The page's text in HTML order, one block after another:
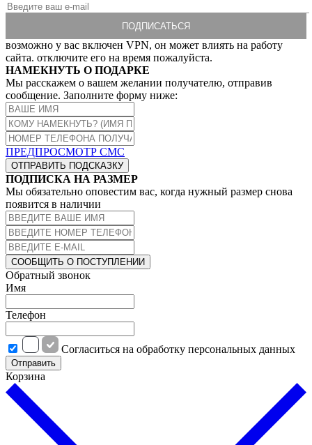
возможно у вас включен VPN, он может влиять на работу
сайта. отключите его на время пожалуйста.
НАМЕКНУТЬ О ПОДАРКЕ
Мы расскажем о вашем желании получателю, отправив
сообщение. Заполните форму ниже:
ПРЕДПРОСМОТР СМС
ОТПРАВИТЬ ПОДСКАЗКУ
ПОДПИСКА НА РАЗМЕР
Мы обязательно оповестим вас, когда нужный размер снова
появится в наличии
СООБЩИТЬ О ПОСТУПЛЕНИИ
Обратный звонок
Имя
Телефон
Cогласиться на обработку персональных данных
Отправить
Корзина